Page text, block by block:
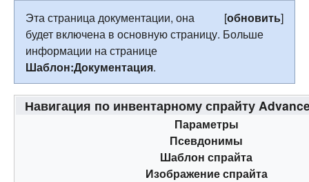
[обновить]
Эта страница документации, она
будет включена в основную страницу. Больше
информации на странице
Шаблон:Документация.
Навигация по инвентарному спрайту
Параметры
Псевдонимы
Шаблон спрайта
Изображение спрайта